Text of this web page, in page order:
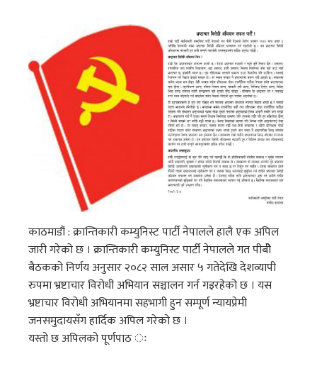
काठमाडौं : क्रान्तिकारी कम्युनिस्ट पार्टी नेपालले हालै एक अपिल
जारी गरेको छ । क्रान्तिकारी कम्युनिस्ट पार्टी नेपालले गत पीबीे
बैठकको निर्णय अनुसार २०८२ साल असार ५ गतेदेखि देशव्यापी
रुपमा भ्रष्टाचार विरोधी अभियान सञ्चालन गर्न गइरहेको छ । यस
भ्रष्टाचार विरोधी अभियानमा सहभागी हुन सम्पूर्ण न्यायप्रेमी
जनसमुदायसँग हार्दिक अपिल गरेको छ ।
यस्तो छ अपिलको पूर्णपाठ ः